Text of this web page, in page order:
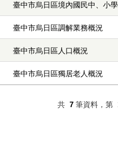
臺中市烏日區境內國民中、小
臺中市烏日區調解業務概況
臺中市烏日區人口概況
臺中市烏日區獨居老人概況
共 7 筆資料，第